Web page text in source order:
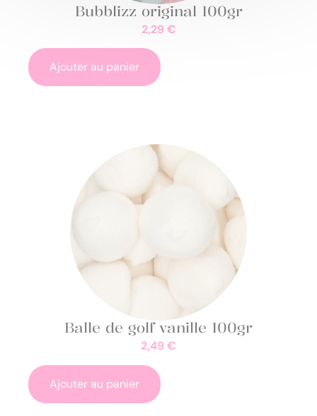
Bubblizz original 100gr
2,29€
Ajouter au panier
Balle de golf vanille 100gr
2,49 €
Ajouter au panier